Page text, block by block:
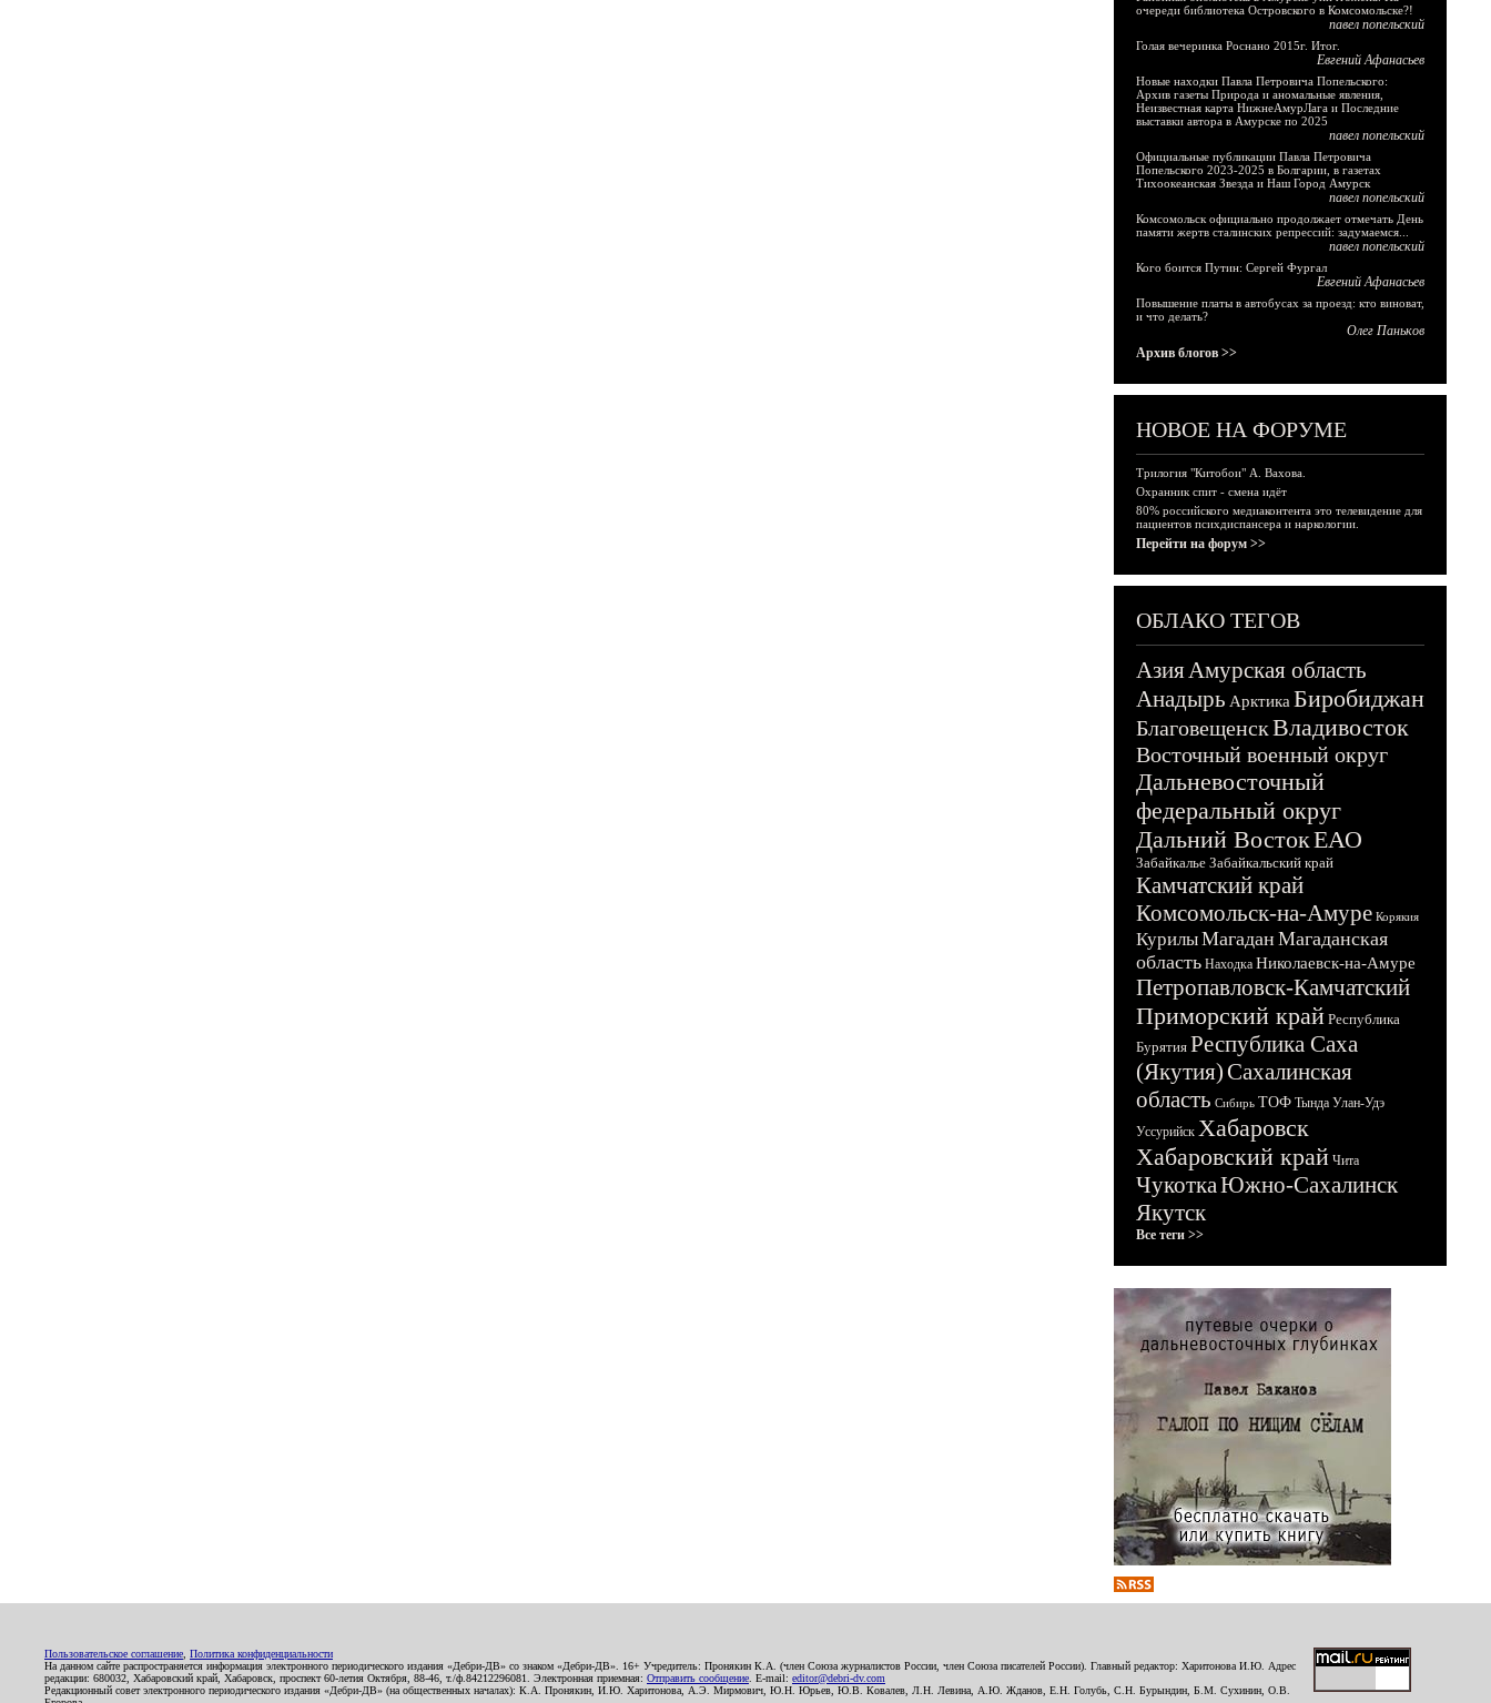
очереди библиотека Островского в Комсомольске?!
павел попельский
Голая вечеринка Роснано 2015г. Итог.
Евгений Афанасьев
Новые находки Павла Петровича Попельского:
Архив газеты Природа и аномальные явления,
Неизвестная карта НижнеАмурЛага и Последние
выставки автора в Амурске по 2025
павел попельский
Официальные публикации Павла Петровича
Попельского 2023-2025 в Болгарии, в газетах
Тихоокеанская Звезда и Наш Город Амурск
павел попельский
Комсомольск официально продолжает отмечать День
памяти жертв сталинских репрессий: задумаемся...
павел попельский
Кого боится Путин: Сергей Фургал
Евгений Афанасьев
Повышение платы в автобусах за проезд: кто виноват,
и что делать?
Олег Паньков
Архив блогов >>
НОВОЕ НА ФОРУМЕ
Трилогия "Китобои" А. Вахова.
Охранник спит - смена идёт
80% российского медиаконтента это телевидение для
пациентов психдиспансера и наркологии.
Перейти на форум >>
ОБЛАКО ТЕГОВ
АзияАмурская область
Анадырь Арктика Биробиджан
БлаговещенскВладивосток
Восточный военный округ
Дальневосточный
федеральный округ
Дальний ВостокЕАО
Забайкалье Забайкальский край
Камчатский край
Комсомольск-на-Амуре Корякия
КурилыМагадан Магаданская
область Находка Николаевск-на-Амуре
Петропавловск-Камчатский
Приморский край Республика
Бурятия Республика Саха
(Якутия)Сахалинская
область Сибирь ТОФ Тында Улан-Удэ
Уссурийск Хабаровск
Хабаровский край Чита
ЧукоткаЮжно-Сахалинск
Якутск
Все теги >>
Пользовательское соглашение Политика конфиденциальности
На данном сайте распространяется информация электронного периодического издания «Дебри-ДВ» со знаком «Дебри-ДВ». 16+ Учредитель: Пронякин К.А. (член Союза журналистов России, член Союза писателей России). Главный редактор: Харитонова И.Ю. Адрес
редакции: 680032, Хабаровский край, Хабаровск, проспект 60-летия Октября, 88-46, т./ф.84212296081. Электронная приемная: Отправить сообщение . E-mail: editor@debri-dv.com
Редакционный совет электронного периодического издания «Дебри-ДВ» (на общественных началах): К.А. Пронякин, И.Ю. Харитонова, А.Э. Мирмович, Ю.Н. Юрьев, Ю.В. Ковалев, Л.Н. Левина, А.Ю. Жданов, Е.Н. Голубь, С.Н. Бурындин, Б.М. Сухинин, О.В.